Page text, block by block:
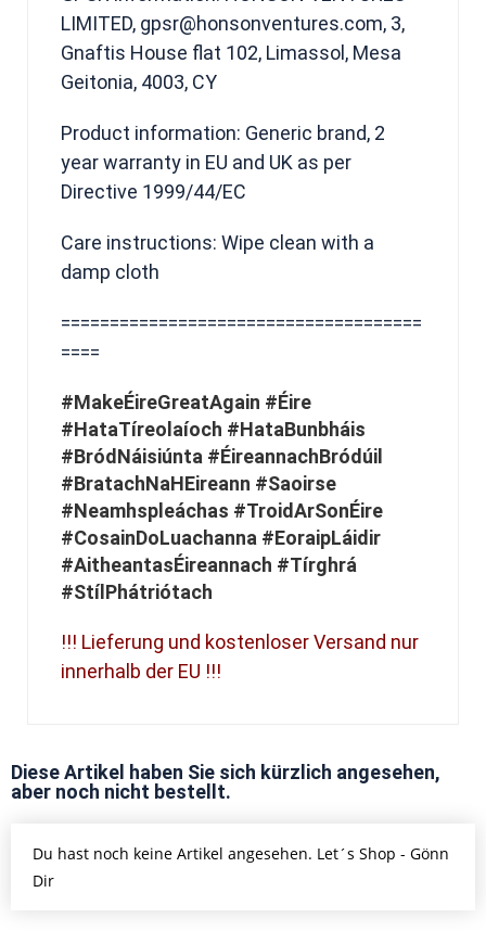
LIMITED, gpsr@honsonventures.com, 3,
Gnaftis House flat 102, Limassol, Mesa
Geitonia, 4003, CY
Product information: Generic brand, 2
year warranty in EU and UK as per
Directive 1999/44/EC
Care instructions: Wipe clean with a
damp cloth
=====================================
====
#MakeÉireGreatAgain #Éire
#HataTíreolaíoch #HataBunbháis
#BródNáisiúnta #ÉireannachBródúil
#BratachNaHEireann #Saoirse
#Neamhspleáchas #TroidArSonÉire
#CosainDoLuachanna #EoraipLáidir
#AitheantasÉireannach #Tírghrá
#StílPhátriótach
!!! Lieferung und kostenloser Versand nur
innerhalb der EU !!!
Diese Artikel haben Sie sich kürzlich angesehen,
aber noch nicht bestellt.
Du hast noch keine Artikel angesehen. Let´s Shop - Gönn
Dir